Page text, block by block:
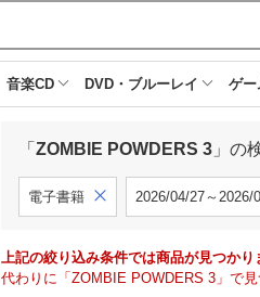
音楽CD DVD・ブルーレイ ゲー
「 ZOMBIE POWDERS 3 」の
電子書籍 2026/04/27～2026/
上記の絞り込み条件では商品が見つかり
代わりに「ZOMBIE POWDERS 3」で